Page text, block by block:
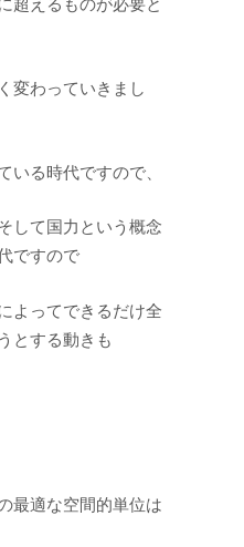
変わっていきまし
いる時代ですので、
して国力という概念
ですので
よってできるだけ全
とする動きも
最適な空間的単位は